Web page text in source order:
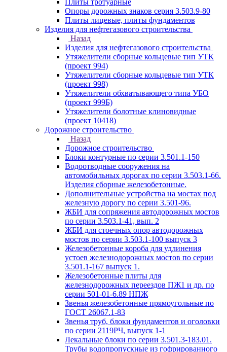
Плиты тротуарные
Опоры дорожных знаков серия 3.503.9-80
Плиты лицевые, плиты фундаментов
Изделия для нефтегазового строительства
Назад
Изделия для нефтегазового строительства
Утяжелители сборные кольцевые тип УТК
(проект 994)
Утяжелители сборные кольцевые тип УТК
(проект 998)
Утяжелители обхватывающего типа УБО
(проект 999Б)
Утяжелители болотные клиновидные
(проект 10418)
Дорожное строительство
Назад
Дорожное строительство
Блоки контурные по серии 3.501.1-150
Водоотводные сооружения на
автомобильных дорогах по серии 3.503.1-66.
Изделия сборные железобетонные.
Дополнительные устройства на мостах под
железную дорогу по серии 3.501-96.
ЖБИ для сопряжения автодорожных мостов
по серии 3.503.1-41, вып. 2
ЖБИ для стоечных опор автодорожных
мостов по серии 3.503.1-100 выпуск 3
Железобетонные короба для удлинения
устоев железнодорожных мостов по серии
3.501.1-167 выпуск 1.
Железобетонные плиты для
железнодорожных переездов ПЖ1 и др. по
серии 501-01-6.89 НПЖ
Звенья железобетонные прямоугольные по
ГОСТ 26067.1-83
Звенья труб, блоки фундаментов и оголовки
по серии 2119РЧ, выпуск 1-1
Лекальные блоки по серии 3.501.3-183.01.
Трубы водопропускные из гофрированного